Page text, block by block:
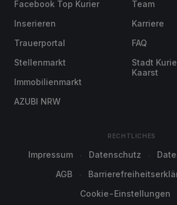
Facebook Top Kurier
Inserieren
Trauerportal
Stellenmarkt
Immobilienmarkt
AZUBI NRW
Team
Karriere
FAQ
Stadt
Kaarst
RECHTLICHES
Impressum Datenschutz
AGB
Cookie-Einstellungen